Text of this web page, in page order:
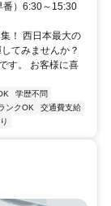
番）6:30～15:30
！ 西日本最大の
てみませんか？
す。 お客様に喜
学歴不問
ンクOK
交通費支給